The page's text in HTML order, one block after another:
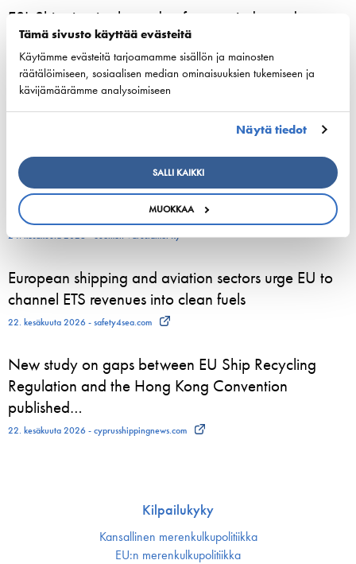
Tämä sivusto käyttää evästeitä
Käytämme evästeitä tarjoamamme sisällön ja mainosten
räätälöimiseen, sosiaalisen median ominaisuuksien tukemiseen ja
kävijämäärämme analysoimiseen
Näytä tiedot
SALLI KAIKKI
MUOKKAA
ESL Shipping is planned to form an independent,
listed company
3. elokuuta 2026 - ESL Shipping Ltd
Pohjoismaiset varustamoedustajat kokoontuvat
Helsinkiin vahvistamaan meriliikenteen resilienssiä
24. kesäkuuta 2026 - Suomen Varustamot Ry
European shipping and aviation sectors urge EU to
channel ETS revenues into clean fuels
22. kesäkuuta 2026 - safety4sea.com
New study on gaps between EU Ship Recycling
Regulation and the Hong Kong Convention
published…
22. kesäkuuta 2026 - cyprusshippingnews.com
Kilpailukyky
Kansallinen merenkulku­politiikka
EU:n merenkulku­politiikka